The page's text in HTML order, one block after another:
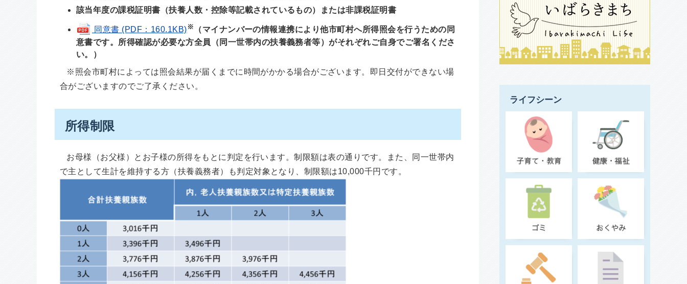
該当年度の課税証明書（扶養人数・控除等記載されているもの）または非課税証明書
同意書 (PDF：160.1KB) ※
（マイナンバーの情報連携により他市町村へ所得照会を行うための同
意書です。所得確認が必要な方全員（同一世帯内の扶養義務者等）がそれぞれご自身でご署名くださ
い。）
※照会市町村によっては照会結果が届くまでに時間がかかる場合がございます。即日交付ができない場
合がございますのでご了承ください。
所得制限
お母様（お父様）とお子様の所得をもとに判定を行います。制限額は表の通りです。また、同一世帯内
で主として生計を維持する方（扶養義務者）も判定対象となり、制限額は10,000千円です。
ライフシーン